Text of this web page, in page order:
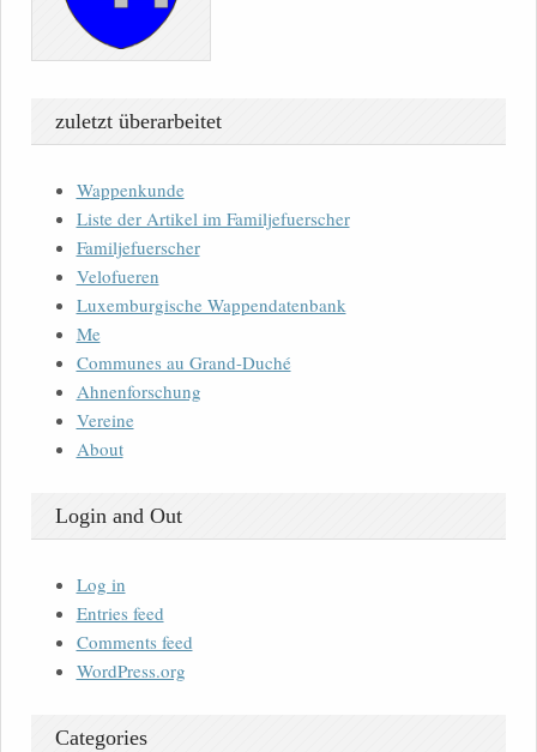
zuletzt überarbeitet
Wappenkunde
Liste der Artikel im Familjefuerscher
Familjefuerscher
Velofueren
Luxemburgische Wappendatenbank
Me
Communes au Grand-Duché
Ahnenforschung
Vereine
About
Login and Out
Log in
Entries feed
Comments feed
WordPress.org
Categories